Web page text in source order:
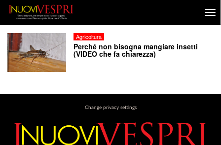
Agricoltura
Perché non bisogna mangiare insetti
(VIDEO che fa chiarezza)
Change privacy settings